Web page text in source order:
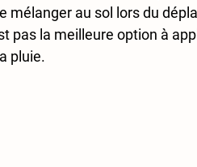
mélanger au sol lors du
pas la meilleure option à
pluie.